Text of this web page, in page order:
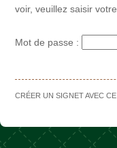
voir, veuillez saisir
Mot de passe :
CRÉER UN SIGNET AVEC